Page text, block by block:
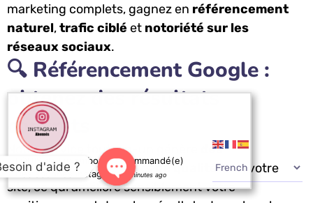
marketing complets, gagnez en référencement
naturel,trafic ciblé et notoriété sur les
réseaux sociaux.
🔍 Référencement Google :
obtenez des résultats
concrets
Notre service tout-en-un génère
des
centaines de backlinks de qualitévers votre
site, ce qui améliore sensiblement votre
LOUIS de Luxembourg a commandé(e)
Des abonnés instagram12 minutes ago
d'aide ?